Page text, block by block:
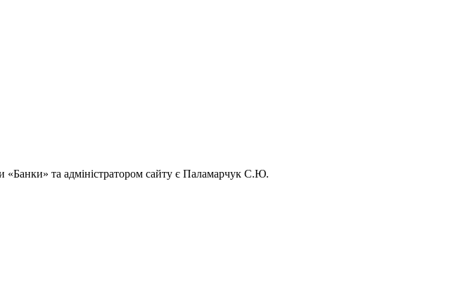
«Банки» та адміністратором сайту є Паламарчук С.Ю.